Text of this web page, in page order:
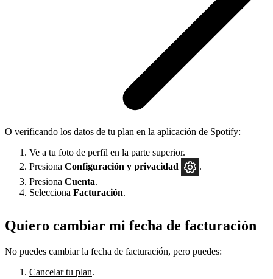
O verificando los datos de tu plan en la aplicación de Spotify:
Ve a tu foto de perfil en la parte superior.
Presiona Configuración y privacidad
.
Presiona Cuenta.
Selecciona Facturación.
Quiero cambiar mi fecha de facturación
No puedes cambiar la fecha de facturación, pero puedes:
Cancelar tu plan.